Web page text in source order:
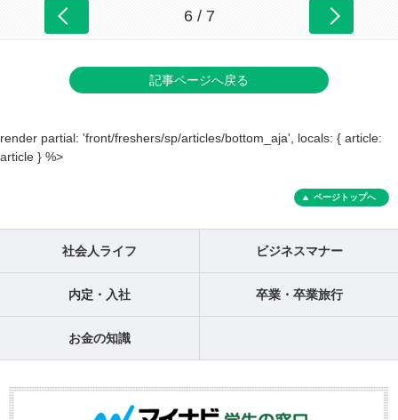
6 / 7
記事ページへ戻る
render partial: 'front/freshers/sp/articles/bottom_aja', locals: { article:
article } %>
ページトップへ
社会人ライフ ビジネスマナー
内定・入社 卒業・卒業旅行
お金の知識